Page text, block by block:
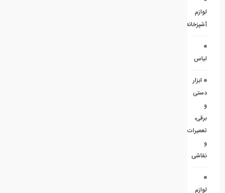
لوازم
آشپزخانه
لباس
ابزار
دستی
و
برقی،
تعمیرات
و
نقاشی
لوازم